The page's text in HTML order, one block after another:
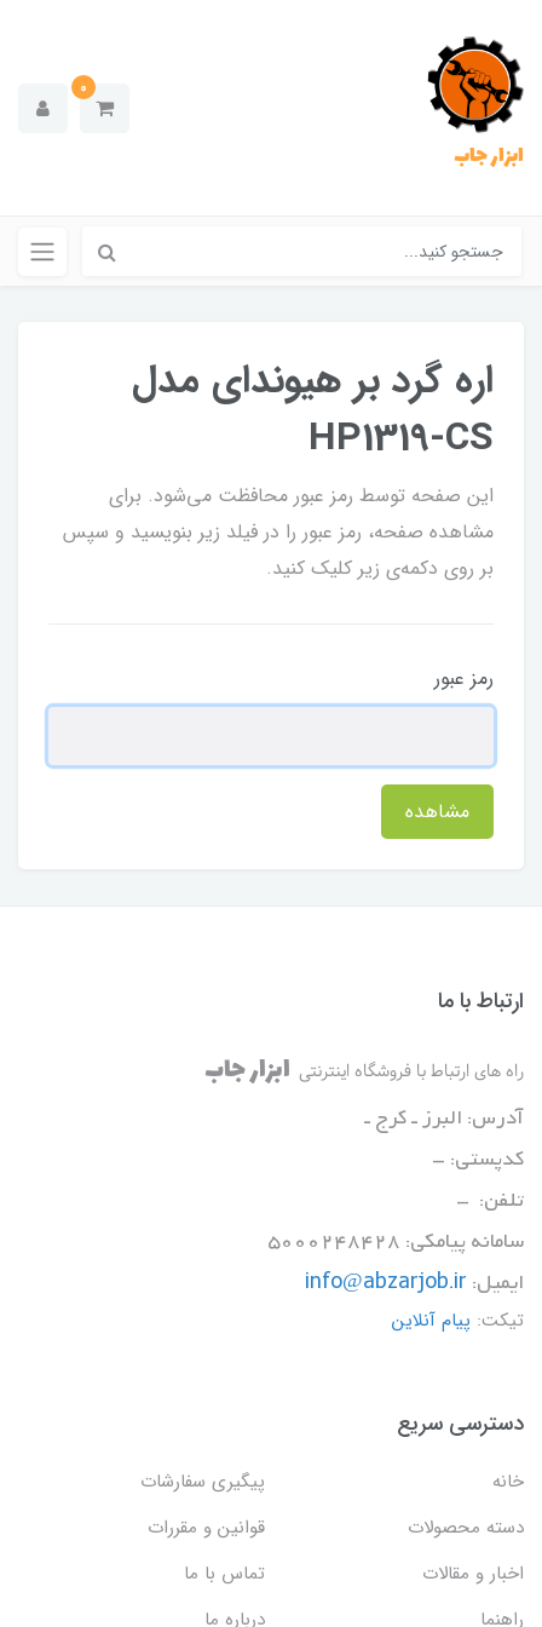
ابزار جاب
0
اره گرد بر هیوندای مدل
HP1319-CS
این صفحه توسط رمز عبور محافظت می‌شود. برای
مشاهده صفحه، رمز عبور را در فیلد زیر بنویسید و سپس
بر روی دکمه‌ی زیر کلیک کنید.
رمز عبور
مشاهده
ارتباط با ما
راه های ارتباط با فروشگاه اینترنتی ابزار جاب
آدرس: البرز ـ کرج ـ
کدپستی: -
تلفن: -
سامانه پیامکی: 5000248428
ایمیل: info@abzarjob.ir
تیکت: پیام آنلاین
دسترسی سریع
خانه
پیگیری سفارشات
دسته محصولات
قوانین و مقررات
اخبار و مقالات
تماس با ما
راهنما
درباره ما